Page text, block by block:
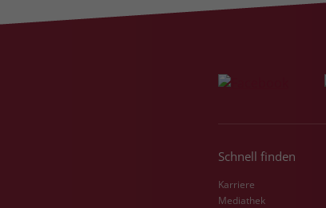
Schnell finden
Karriere
Mediathek